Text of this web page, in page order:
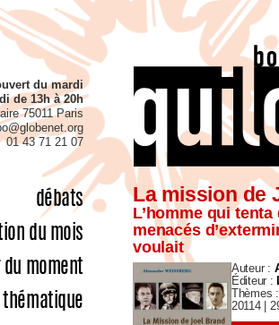
du mardi
de 13h à 20h
75011 Paris
01 43 71 21 07
débats
du mois
du moment
La mission de
L’homme qui
menacés
voulait
Auteur :
Éditeur :
Thèmes :
20114 |